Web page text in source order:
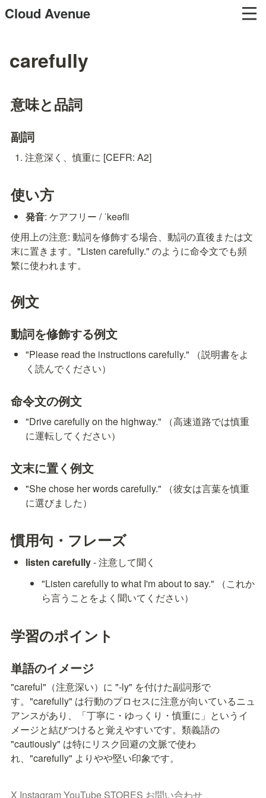
Cloud Avenue
carefully
意味と品詞
副詞
注意深く、慎重に [CEFR: A2]
使い方
発音: ケアフリー / ˈkeəfli
使用上の注意: 動詞を修飾する場合、動詞の直後または文
末に置きます。"Listen carefully." のように命令文でも頻
繁に使われます。
例文
動詞を修飾する例文
"Please read the instructions carefully." （説明書をよ
く読んでください）
命令文の例文
"Drive carefully on the highway." （高速道路では慎重
に運転してください）
文末に置く例文
"She chose her words carefully." （彼女は言葉を慎重
に選びました）
慣用句・フレーズ
listen carefully - 注意して聞く
"Listen carefully to what I'm about to say." （これか
ら言うことをよく聞いてください）
学習のポイント
単語のイメージ
"careful"（注意深い）に "-ly" を付けた副詞形で
す。"carefully" は行動のプロセスに注意が向いているニュ
アンスがあり、「丁寧に・ゆっくり・慎重に」というイ
メージと結びつけると覚えやすいです。類義語の
"cautiously" は特にリスク回避の文脈で使わ
れ、"carefully" よりやや堅い印象です。
X Instagram YouTube STORES お問い合わせ